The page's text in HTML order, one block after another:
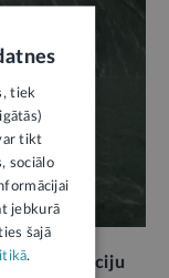
Nāciju
tiek
tikt
sociālo
jebkurā
šajā
.